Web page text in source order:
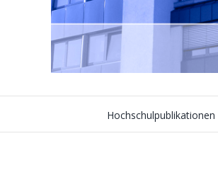
Hochschulpublikationen